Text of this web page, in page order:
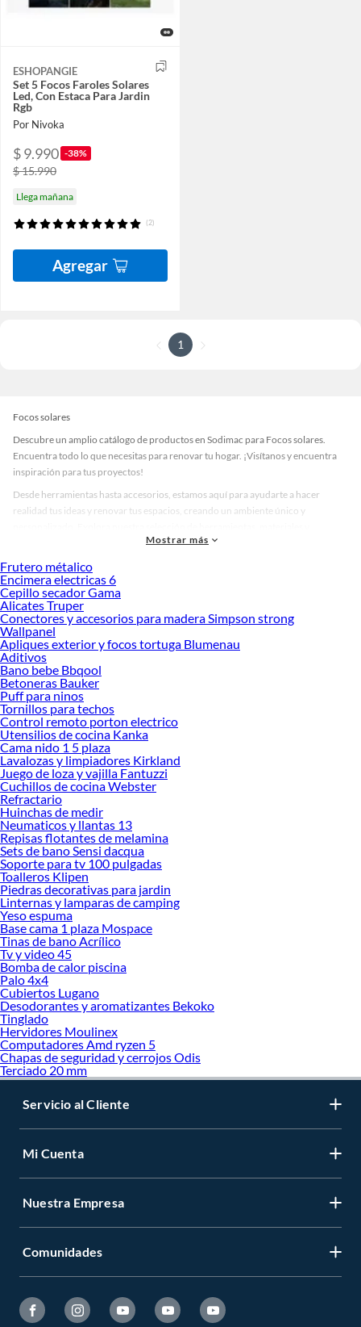
ESHOPANGIE
Set 5 Focos Faroles Solares
Led, Con Estaca Para Jardin
Rgb
Por Nivoka
$ 9.990 -38%
$ 15.990
Llega mañana
(2)
Agregar
1
Focos solares
Descubre un amplio catálogo de productos en Sodimac para Focos solares.
Encuentra todo lo que necesitas para renovar tu hogar. ¡Visítanos y encuentra
inspiración para tus proyectos!
Desde herramientas hasta accesorios, estamos aquí para ayudarte a hacer
realidad tus ideas y renovar tus espacios, creando un ambiente único y
accesorios de calidad que te ayudarán a crear un espacio más tú.
Desde remodelaciones hasta proyectos de decoración, estamos aquí para hacer
tus ideas realidad. ¡Visítanos y encuentra todo lo que tenemos para ofrecerte en
Focos solares!
Explora la variedad de productos de Focos solares en Sodimac
Herramientas, materiales y accesorios de calidad para tus proyectos y
renovación de espacios. ¡Visítanos y descubre todo lo que tenemos para
ofrecerte!
Encuentra una amplia variedad de productos de Focos solares en Sodimac.
Encuentra todo lo necesario para tus proyectos de renovación y decoración.
¡Visítanos y haz tus ideas realidad!
Mostrar más
Frutero métalico
Encimera electricas 6
Cepillo secador Gama
Alicates Truper
Conectores y accesorios para madera Simpson strong
Wallpanel
Apliques exterior y focos tortuga Blumenau
Aditivos
Bano bebe Bbqool
Betoneras Bauker
Puff para ninos
Tornillos para techos
Control remoto porton electrico
Utensilios de cocina Kanka
Cama nido 1 5 plaza
Lavalozas y limpiadores Kirkland
Juego de loza y vajilla Fantuzzi
Cuchillos de cocina Webster
Refractario
Huinchas de medir
Neumaticos y llantas 13
Repisas flotantes de melamina
Sets de bano Sensi dacqua
Soporte para tv 100 pulgadas
Toalleros Klipen
Piedras decorativas para jardin
Linternas y lamparas de camping
Yeso espuma
Base cama 1 plaza Mospace
Tinas de bano Acrílico
Tv y video 45
Bomba de calor piscina
Palo 4x4
Cubiertos Lugano
Desodorantes y aromatizantes Bekoko
Tinglado
Hervidores Moulinex
Computadores Amd ryzen 5
Chapas de seguridad y cerrojos Odis
Terciado 20 mm
Servicio al Cliente
Mi Cuenta
Nuestra Empresa
Comunidades